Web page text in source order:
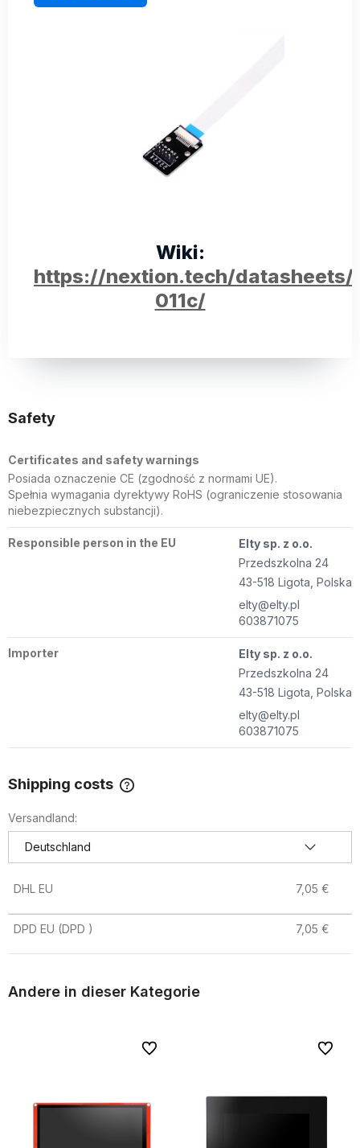
Wiki:
https://nextion.tech/
011c/
Safety
Certificates and safety warnings
Posiada oznaczenie CE (zgodność z normami UE).
Spełnia wymagania dyrektywy RoHS (ograniczenie stosowania
niebezpiecznych substancji).
Responsible person in the EU
Elty sp. z o.o.
Przedszkolna 24
43-518 Ligota, Polska
elty@elty.pl
603871075
Importer
Elty sp. z o.o.
Przedszkolna 24
43-518 Ligota, Polska
elty@elty.pl
603871075
Shipping costs
Versandland:
DHL EU 7,05 €
DPD EU (DPD ) 7,05 €
Andere in dieser Kategorie
Zu Favoriten
Zu Favoriten Zu
Zu